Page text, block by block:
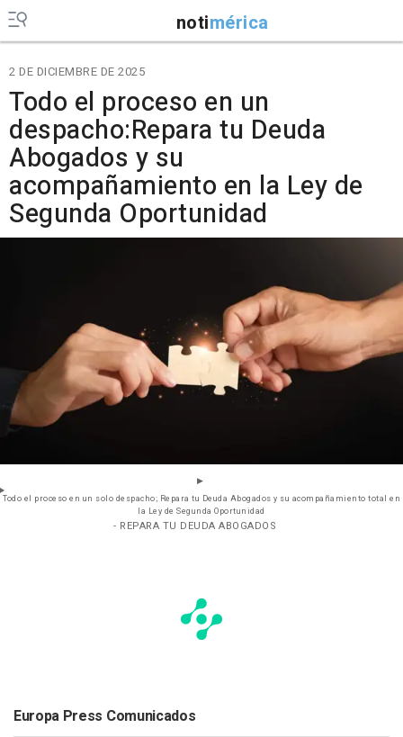
notimérica
2 DE DICIEMBRE DE 2025
Todo el proceso en un
despacho:Repara tu Deuda
Abogados y su
acompañamiento en la Ley de
Segunda Oportunidad
Todo el proceso en un solo despacho; Repara tu Deuda Abogados y su acompañamiento total en
la Ley de Segunda Oportunidad
- REPARA TU DEUDA ABOGADOS
Europa Press Comunicados